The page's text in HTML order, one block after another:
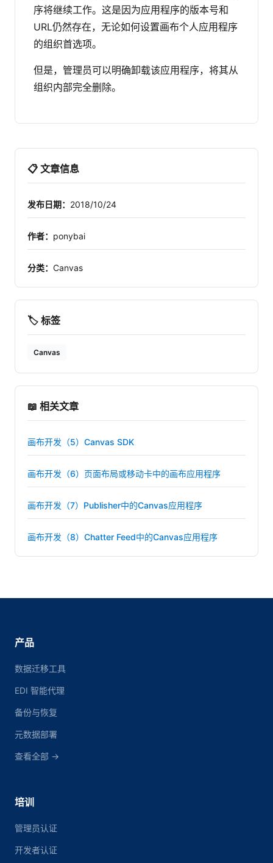
序将继续工作。这是因为应用程序的版本号和
URL仍然存在，无论如何设置画布个人应用程序
的组织首选项。
但是，管理员可以明确卸载该应用程序，将其从
组织内部完全删除。
📋 文章信息
发布日期： 2018/10/24
作者： ponybai
分类： Canvas
🏷️ 标签
Canvas
📖 相关文章
画布开发（5）Canvas SDK
画布开发（6）页面布局或移动卡中的画布应用程序
画布开发（7）Publisher中的Canvas应用程序
画布开发（8）Chatter Feed中的Canvas应用程序
产品
数据迁移工具
EDI 智能代理
备份与恢复
元数据部署
查看全部 →
培训
管理员认证
开发者认证